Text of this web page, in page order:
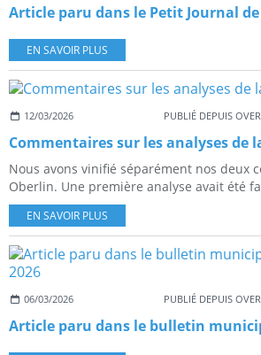
EN SAVOIR PLUS
12/03/2026 PUBLIÉ DEPUIS
Commentaires sur les analyses de
Nous avons vinifié séparément nos deux
Oberlin. Une première analyse avait été
EN SAVOIR PLUS
06/03/2026 PUBLIÉ DEPUIS